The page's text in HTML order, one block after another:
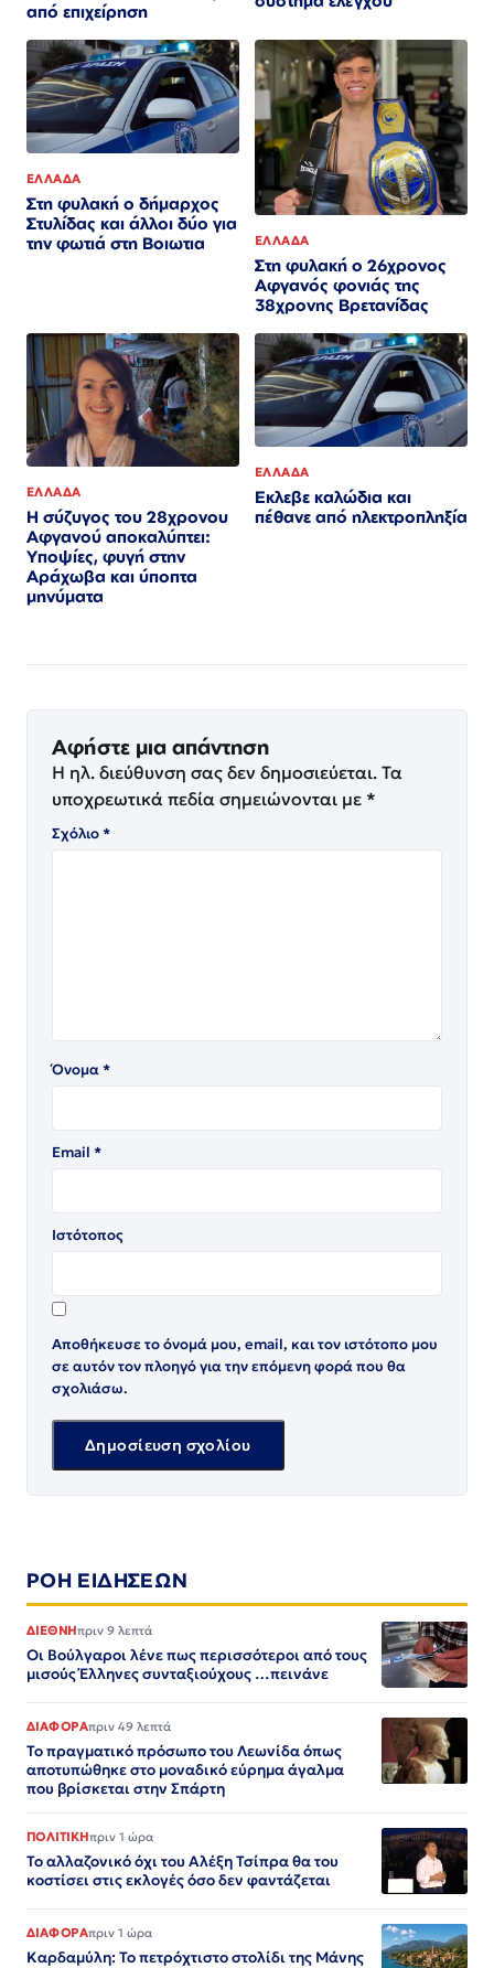
από επιχείρηση
ΕΛΛΑΔΑ
Στη φυλακή ο δήμαρχος
Στυλίδας και άλλοι δύο για
την φωτιά στη Βοιωτια
ΕΛΛΑΔΑ
Στη φυλακή ο 26χρονος
Αφγανός φονιάς της
38χρονης Βρετανίδας
ΕΛΛΑΔΑ
Η σύζυγος του 28χρονου
Αφγανού αποκαλύπτει:
Υποψίες, φυγή στην
Αράχωβα και ύποπτα
μηνύματα
ΕΛΛΑΔΑ
Εκλεβε καλώδια και
πέθανε από ηλεκτροπληξία
Αφήστε μια απάντηση
Η ηλ. διεύθυνση σας δεν δημοσιεύεται. Τα
υποχρεωτικά πεδία σημειώνονται με *
Σχόλιο*
Όνομα*
Email *
Ιστότοπος
Αποθήκευσε το όνομά μου, email, και τον ιστότοπο μου
σε αυτόν τον πλοηγό για την επόμενη φορά που θα
σχολιάσω.
ΡΟΗ ΕΙΔΗΣΕΩΝ
ΔΙΕΘΝΗπριν 9 λεπτά
Οι Βούλγαροι λένε πως περισσότεροι από τους
μισούς Έλληνες συνταξιούχους …πεινάνε
ΔΙΑΦΟΡΑπριν 49 λεπτά
Το πραγματικό πρόσωπο του Λεωνίδα όπως
αποτυπώθηκε στο μοναδικό εύρημα άγαλμα
που βρίσκεται στην Σπάρτη
ΠΟΛΙΤΙΚΗπριν 1 ώρα
Το αλλαζονικό όχι του Αλέξη Τσίπρα θα του
κοστίσει στις εκλογές όσο δεν φαντάζεται
ΔΙΑΦΟΡΑπριν 1 ώρα
Καρδαμύλη: Το πετρόχτιστο στολίδι της Μάνης